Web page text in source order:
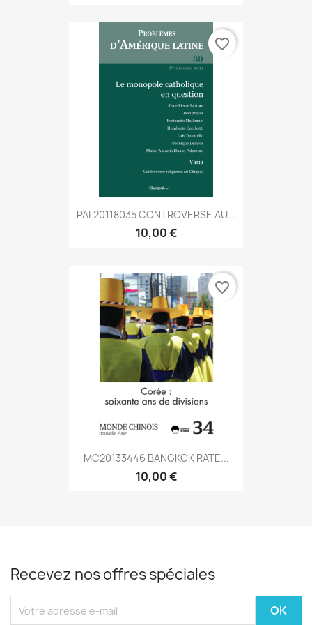
PAL20118035 CONTROVERSE AU...
10,00 €
favorite_border
MC20133446 BANGKOK RATE...
10,00 €
favorite_border
Recevez nos offres spéciales